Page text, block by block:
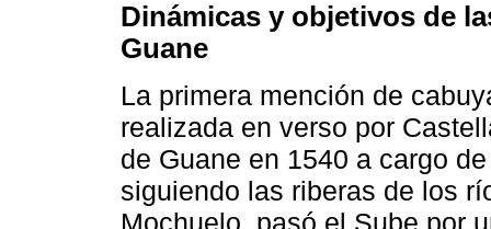
Dinámicas y objetivos de
Guane
La primera mención de
realizada en verso por
de Guane en 1540 a cargo
siguiendo las riberas de los
Mochuelo, pasó el Sube por